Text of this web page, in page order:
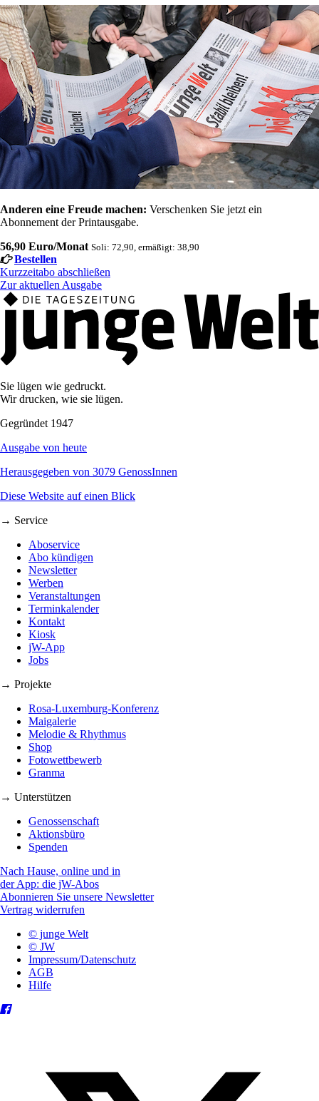
Anderen eine Freude machen: Verschenken Sie jetzt ein
Abonnement der Printausgabe.
56,90 Euro/Monat Soli: 72,90, ermäßigt: 38,90
Bestellen
Kurzzeitabo abschließen
Zur aktuellen Ausgabe
Sie lügen wie gedruckt.
Wir drucken, wie sie lügen.
Gegründet 1947
Ausgabe von heute
Herausgegeben von 3079 GenossInnen
Diese Website auf einen Blick
→ Service
Aboservice
Abo kündigen
Newsletter
Werben
Veranstaltungen
Terminkalender
Kontakt
Kiosk
jW-App
Jobs
→ Projekte
Rosa-Luxemburg-Konferenz
Maigalerie
Melodie & Rhythmus
Shop
Fotowettbewerb
Granma
→ Unterstützen
Genossenschaft
Aktionsbüro
Spenden
Nach Hause, online und in
der App: die jW-Abos
Abonnieren Sie unsere Newsletter
Vertrag widerrufen
© junge Welt
© JW
Impressum/Datenschutz
AGB
Hilfe